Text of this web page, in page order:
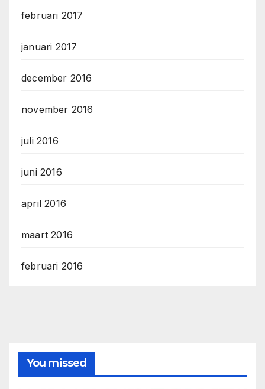
februari 2017
januari 2017
december 2016
november 2016
juli 2016
juni 2016
april 2016
maart 2016
februari 2016
You missed